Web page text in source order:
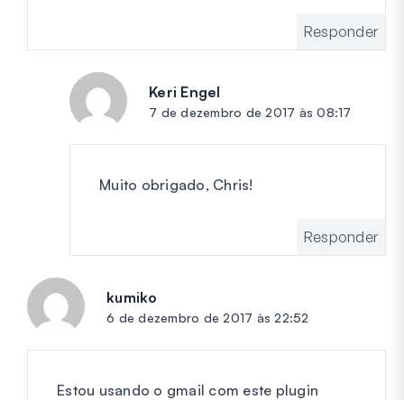
Responder
Keri Engel
7 de dezembro de 2017 às 08:17
Muito obrigado, Chris!
Responder
kumiko
6 de dezembro de 2017 às 22:52
Estou usando o gmail com este plugin